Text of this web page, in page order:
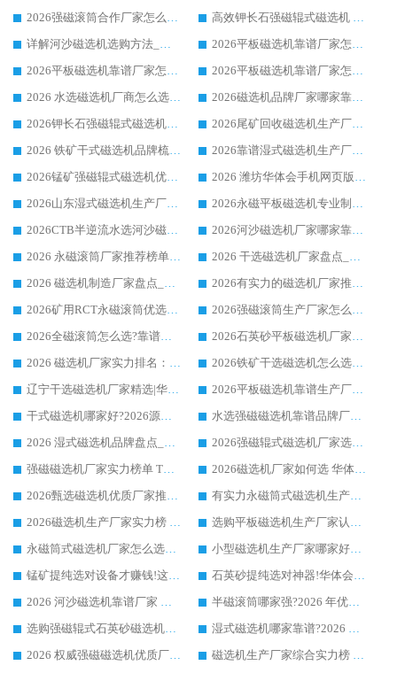
2026强磁滚筒合作厂家怎么选-华体会手机网页版-华体会(中国) 行业优质供应商参考指南
高效钾长石强磁辊式磁选机 华体会手机网页版-华体会(中国) 专业制造品质值得信赖
详解河沙磁选机选购方法_除铁器品牌及华体会手机网页版-华体会(中国) 企业解析
2026平板磁选机靠谱厂家怎么选？华体会手机网页版-华体会(中国) 凭硬实力甄选合作品牌
2026平板磁选机靠谱厂家怎么选？华体会手机网页版-华体会(中国) 凭硬实力甄选合作品牌
2026平板磁选机靠谱厂家怎么选？华体会手机网页版-华体会(中国) 凭硬实力甄选合作品牌
2026 水选磁选机厂商怎么选 潍坊华体会手机网页版-华体会(中国) 技术实力强
2026磁选机品牌厂家哪家靠谱?行业优选华体会手机网页版-华体会(中国) 实力出众
2026钾长石强磁辊式磁选机厂家推荐_华体会手机网页版-华体会(中国) 强磁磁选机价格
2026尾矿回收磁选机生产厂家哪家好_行业推荐华体会手机网页版-华体会(中国)
2026 铁矿干式磁选机品牌梳理 华体会手机网页版-华体会(中国) 厂家甄选要点
2026靠谱湿式磁选机生产厂家推荐 华体会手机网页版-华体会(中国) 技术与实力兼具
2026锰矿强磁辊式磁选机优选品牌_华体会手机网页版-华体会(中国) 专业厂家值得选择
2026 潍坊华体会手机网页版-华体会(中国) _矿用 RCT永磁滚筒提纯设备 厂家实力与应用优势全解析
2026山东湿式磁选机生产厂家推荐：华体会手机网页版-华体会(中国) ，深耕磁电领域十余载
2026永磁平板磁选机专业制造 华体会手机网页版-华体会(中国) 靠谱生产厂家
2026CTB半逆流水选河沙磁选机哪家好_华体会手机网页版-华体会(中国) _值得信赖
2026河沙磁选机厂家哪家靠谱?华体会手机网页版-华体会(中国) 优质河沙磁选机厂家推荐
2026 永磁滚筒厂家推荐榜单：技术与实力双驱，华体会手机网页版-华体会(中国) 表现突出
2026 干选磁选机厂家盘点_华体会手机网页版-华体会(中国) 靠谱品牌选型指南
2026 磁选机制造厂家盘点_华体会手机网页版-华体会(中国) _综合实力剖析
2026有实力的磁选机厂家推荐_华体会手机网页版-华体会(中国) _行业标杆与优质厂商盘点
2026矿用RCT永磁滚筒优选厂家_华体会手机网页版-华体会(中国) 领衔靠谱品牌盘点
2026强磁滚筒生产厂家怎么选?行业口碑推荐华体会手机网页版-华体会(中国)
2026全磁滚筒怎么选?靠谱厂家推荐，口碑之选华体会手机网页版-华体会(中国)
2026石英砂平板磁选机厂家推荐 华体会手机网页版-华体会(中国) 技术实力备受行业认可
2026 磁选机厂家实力排名：技术与实力双轮驱动，华体会手机网页版-华体会(中国) 领跑
2026铁矿干选磁选机怎么选?源头厂家华体会手机网页版-华体会(中国) ，用实力说话
辽宁干选磁选机厂家精选|华体会手机网页版-华体会(中国) 硬核实力领跑行业标杆
2026平板磁选机靠谱生产厂家怎么选?行业标杆华体会手机网页版-华体会(中国) ，凭硬实力脱颖而出
干式磁选机哪家好?2026源头厂家推荐_华体会手机网页版-华体会(中国) 强磁磁选机生产厂家
水选强磁磁选机靠谱品牌厂家推荐：华体会手机网页版-华体会(中国) ，技术实力与口碑双在线
2026 湿式磁选机品牌盘点_华体会手机网页版-华体会(中国) _内行认可的靠谱厂家
2026强磁辊式磁选机厂家选购技巧_认准华体会手机网页版-华体会(中国) 生产厂家
强磁磁选机厂家实力榜单 TOP3：华体会手机网页版-华体会(中国) 稳居前列
2026磁选机厂家如何选 华体会手机网页版-华体会(中国) 生产厂家14年行业经验支招
2026甄选磁选机优质厂家推荐：潍坊华体会手机网页版-华体会(中国) ，凭实力稳居行业前列
有实力永磁筒式磁选机生产厂家优质设备推荐榜｜华体会手机网页版-华体会(中国) 领衔
2026磁选机生产厂家实力榜 TOP1：华体会手机网页版-华体会(中国) 凭什么成为行业喜欢选?
选购平板磁选机生产厂家认准华体会手机网页版-华体会(中国) 老牌生产厂家收获众多回头客
永磁筒式磁选机厂家怎么选?14 年老厂华体会手机网页版-华体会(中国) 凭实力出圈，这 5 大优势太圈粉
小型磁选机生产厂家哪家好?2026 年实测推荐，华体会手机网页版-华体会(中国) 十年口碑厂值得闭眼入
锰矿提纯选对设备才赚钱!这家临朐厂家的强磁辊磁选机凭啥成行业标杆?
石英砂提纯选对神器!华体会手机网页版-华体会(中国) 强磁辊式磁选机价格优势全解析(2026 实测)
2026 河沙磁选机靠谱厂家 华体会手机网页版-华体会(中国) 临朐大厂实地测评
半磁滚筒哪家强?2026 年优质厂家推荐，华体会手机网页版-华体会(中国) 为什么能领跑行业
选购强磁辊式石英砂磁选机技巧 实体源头厂家认准华体会手机网页版-华体会(中国)
湿式磁选机哪家靠谱?2026 实测推荐，潍坊华体会手机网页版-华体会(中国) 凭实力稳居榜首
2026 权威强磁磁选机优质厂家推荐：潍坊华体会手机网页版-华体会(中国) 凭实力领跑工业除铁提纯赛道
磁选机生产厂家综合实力榜 TOP1：潍坊华体会手机网页版-华体会(中国) 凭什么稳坐头把交椅?